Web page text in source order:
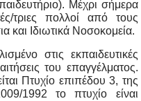
Μέχρι σήμερα
τριες πολλοί από τους
και Ιδιωτικά Νοσοκομεία.
στις εκπαιδευτικές
του επαγγέλματος.
Πτυχίο επιπέδου 3, της
1992 το πτυχίο είναι